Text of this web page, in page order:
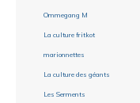
Ommegang M
La culture fritkot
marionnettes
La culture des géants
Les Serments